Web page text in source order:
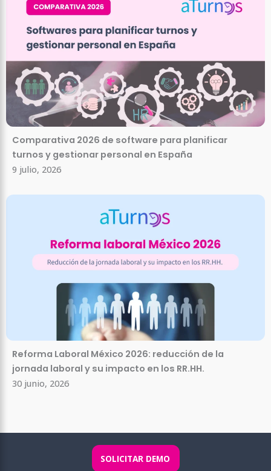
Comparativa 2026 de software para planificar
turnos y gestionar personal en España
9 julio, 2026
Reforma Laboral México 2026: reducción de la
jornada laboral y su impacto en los RR.HH.
30 junio, 2026
SOLICITAR DEMO